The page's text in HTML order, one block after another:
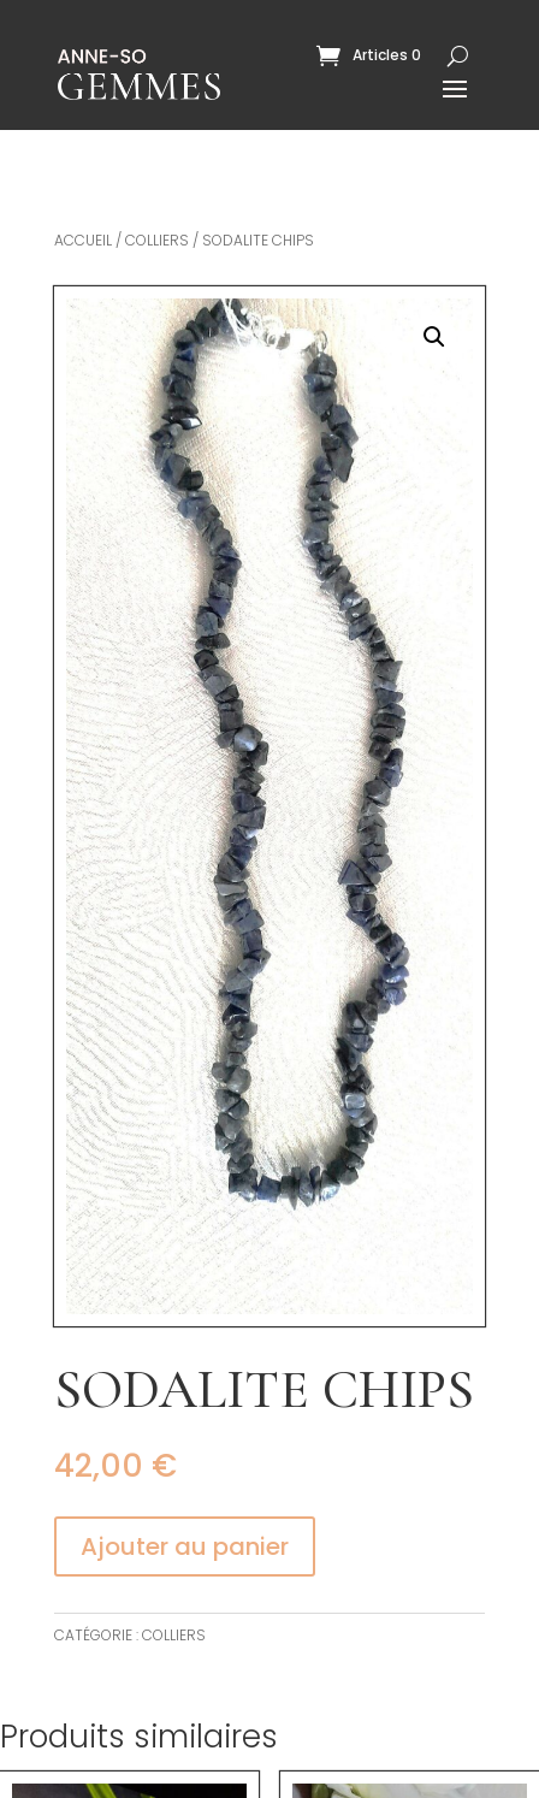
Articles 0
ACCUEIL/COLLIERS / SODALITE CHIPS
SODALITE CHIPS
42,00 €
Ajouter au panier
CATÉGORIE :COLLIERS
Produits similaires